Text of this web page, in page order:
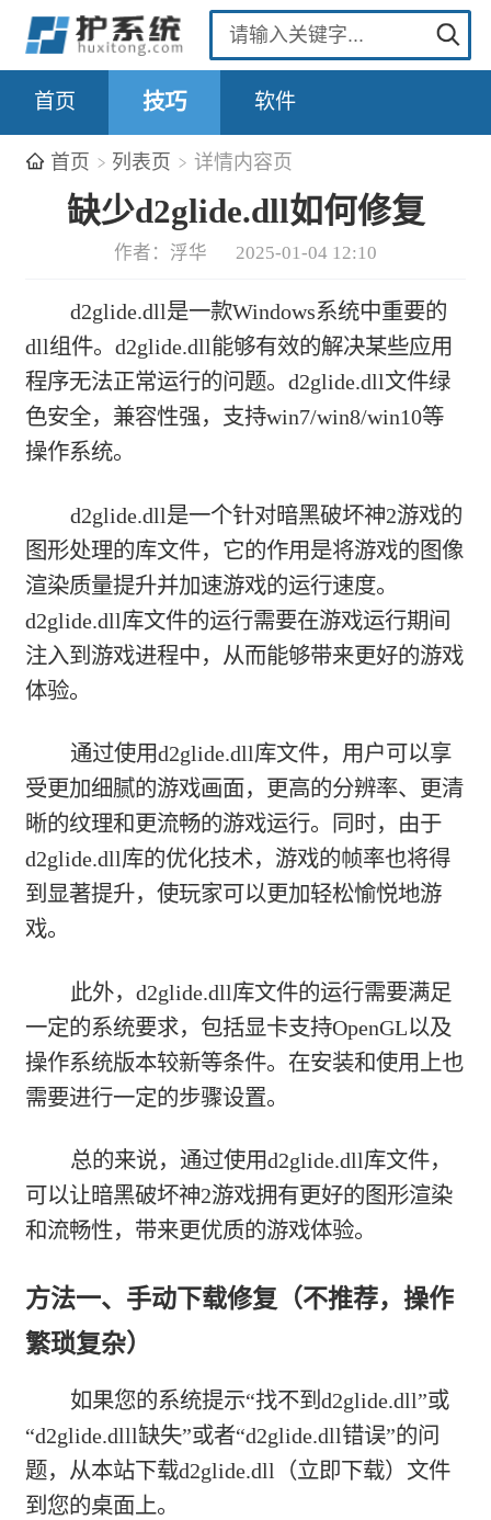
首页 技巧 软件
首页 列表页 详情内容页
缺少d2glide.dll如何修复
作者：浮华 2025-01-04 12:10
d2glide.dll是一款Windows系统中重要的
dll组件。d2glide.dll能够有效的解决某些应用
程序无法正常运行的问题。d2glide.dll文件绿
色安全，兼容性强，支持win7/win8/win10等
操作系统。
d2glide.dll是一个针对暗黑破坏神2游戏的
图形处理的库文件，它的作用是将游戏的图像
渲染质量提升并加速游戏的运行速度。
d2glide.dll库文件的运行需要在游戏运行期间
注入到游戏进程中，从而能够带来更好的游戏
体验。
通过使用d2glide.dll库文件，用户可以享
受更加细腻的游戏画面，更高的分辨率、更清
晰的纹理和更流畅的游戏运行。同时，由于
d2glide.dll库的优化技术，游戏的帧率也将得
到显著提升，使玩家可以更加轻松愉悦地游
戏。
此外，d2glide.dll库文件的运行需要满足
一定的系统要求，包括显卡支持OpenGL以及
操作系统版本较新等条件。在安装和使用上也
需要进行一定的步骤设置。
总的来说，通过使用d2glide.dll库文件，
可以让暗黑破坏神2游戏拥有更好的图形渲染
和流畅性，带来更优质的游戏体验。
方法一、手动下载修复（不推荐，操作
繁琐复杂）
如果您的系统提示“找不到d2glide.dll”或
“d2glide.dlll缺失”或者“d2glide.dll错误”的问
题，从本站下载d2glide.dll（立即下载） 文件
到您的桌面上。